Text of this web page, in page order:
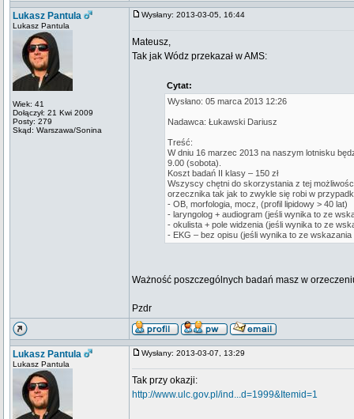
Lukasz Pantula
Lukasz Pantula
Wiek: 41
Dołączył: 21 Kwi 2009
Posty: 279
Skąd: Warszawa/Sonina
Wysłany: 2013-03-05, 16:44
Mateusz,
Tak jak Wódz przekazał w AMS:
Cytat:
Wysłano: 05 marca 2013 12:26
Nadawca: Łukawski Dariusz
Treść:
W dniu 16 marzec 2013 na naszym lotnisku
9.00 (sobota).
Koszt badań II klasy – 150 zł
Wszyscy chętni do skorzystania z tej
orzecznika tak jak to zwykle się robi w
- OB, morfologia, mocz, (profil lipidowy > 40 lat)
- laryngolog + audiogram (jeśli wynika to ze
- okulista + pole widzenia (jeśli wynika to ze
- EKG – bez opisu (jeśli wynika to ze
Ważność poszczególnych badań masz w
Pzdr
Lukasz Pantula
Lukasz Pantula
Wysłany: 2013-03-07, 13:29
Tak przy okazji:
http://www.ulc.gov.pl/ind...d=1999&Itemid=1